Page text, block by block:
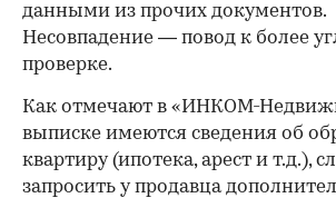
данными из прочих документов.
Несовпадение — повод к более
проверке.
Как отмечают в «ИНКОМ-
выписке имеются сведения об
квартиру (ипотека, арест и т.д.),
запросить у продавца